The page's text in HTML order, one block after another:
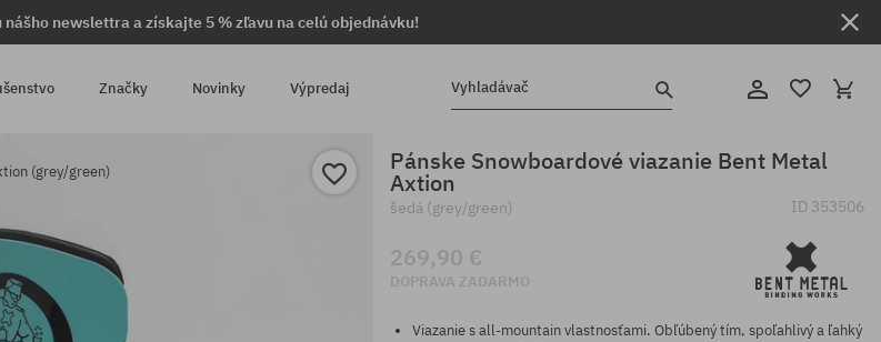
newslettra a získajte 5 % zľavu na celú objednávku!
Značky Novinky Výpredaj Vyhladávač
(grey/green) Pánske Snowboardové viazanie Bent Metal
Axtion
šedá (grey/green) ID 353506
269,90 €
DOPRAVA ZADARMO
Viazanie s all-mountain vlastnosťami. Obľúbený tím, spoľahlivý a ľahký